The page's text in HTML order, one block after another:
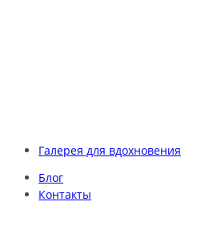
Галерея для вдохновения
Блог
Контакты